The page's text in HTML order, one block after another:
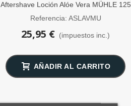
Aftershave Loción Alóe Vera MÜHLE 125
Referencia: ASLAVMU
25,95 € (impuestos inc.)
AÑADIR AL CARRITO